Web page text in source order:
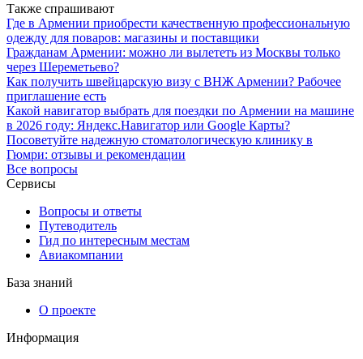
Также спрашивают
Где в Армении приобрести качественную профессиональную
одежду для поваров: магазины и поставщики
Гражданам Армении: можно ли вылететь из Москвы только
через Шереметьево?
Как получить швейцарскую визу с ВНЖ Армении? Рабочее
приглашение есть
Какой навигатор выбрать для поездки по Армении на машине
в 2026 году: Яндекс.Навигатор или Google Карты?
Посоветуйте надежную стоматологическую клинику в
Гюмри: отзывы и рекомендации
Все вопросы
Сервисы
Вопросы и ответы
Путеводитель
Гид по интересным местам
Авиакомпании
База знаний
О проекте
Информация